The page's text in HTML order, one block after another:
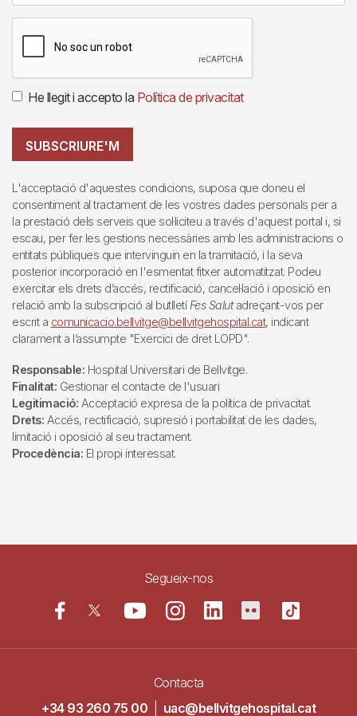
He llegit i accepto la Política de privacitat
SUBSCRIURE'M
L'acceptació d'aquestes condicions, suposa que doneu el
consentiment al tractament de les vostres dades personals per a
la prestació dels serveis que sol·liciteu a través d'aquest portal i, si
escau, per fer les gestions necessàries amb les administracions o
entitats públiques que intervinguin en la tramitació, i la seva
posterior incorporació en l'esmentat fitxer automatitzat. Podeu
exercitar els drets d’accés, rectificació, cancel·lació i oposició en
relació amb la subscripció al butlletí Fes Salutadreçant-vos per
escrit a comunicacio.bellvitge@bellvitgehospital.cat, indicant
clarament a l’assumpte "Exercici de dret LOPD".
Responsable: Hospital Universitari de Bellvitge.
Finalitat: Gestionar el contacte de l'usuari
Legitimació: Acceptació expresa de la política de privacitat.
Drets: Accés, rectificació, supresió i portabilitat de les dades,
limitació i oposició al seu tractament.
Procedència: El propi interessat.
Segueix-nos
Contacta
+34 93 260 75 00
uac@bellvitgehospital.cat